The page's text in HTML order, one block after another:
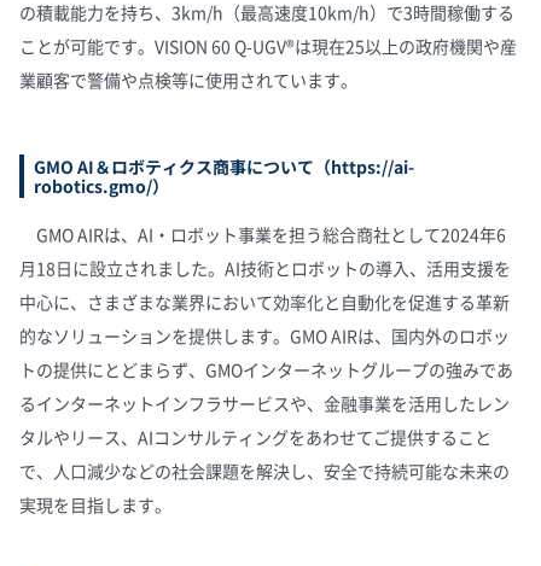
の積載能力を持ち、3km/h（最高速度10km/h）で3時間稼働する
ことが可能です。VISION 60 Q-UGV®は現在25以上の政府機関や産
業顧客で警備や点検等に使用されています。
GMO AI＆ロボティクス商事について（https://ai-
robotics.gmo/）
GMO AIRは、AI・ロボット事業を担う総合商社として2024年6
月18日に設立されました。AI技術とロボットの導入、活用支援を
中心に、さまざまな業界において効率化と自動化を促進する革新
的なソリューションを提供します。GMO AIRは、国内外のロボッ
トの提供にとどまらず、GMOインターネットグループの強みであ
るインターネットインフラサービスや、金融事業を活用したレン
タルやリース、AIコンサルティングをあわせてご提供すること
で、人口減少などの社会課題を解決し、安全で持続可能な未来の
実現を目指します。